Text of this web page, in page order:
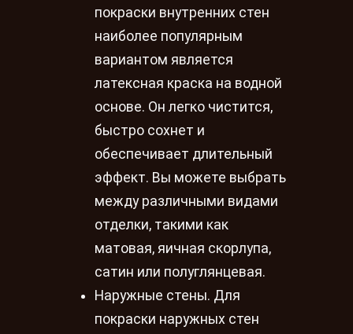
покраски внутренних стен
наиболее популярным
вариантом является
латексная краска на водной
основе. Он легко чистится,
быстро сохнет и
обеспечивает длительный
эффект. Вы можете выбрать
между различными видами
отделки, такими как
матовая, яичная скорлупа,
сатин или полуглянцевая.
Наружные стены. Для
покраски наружных стен